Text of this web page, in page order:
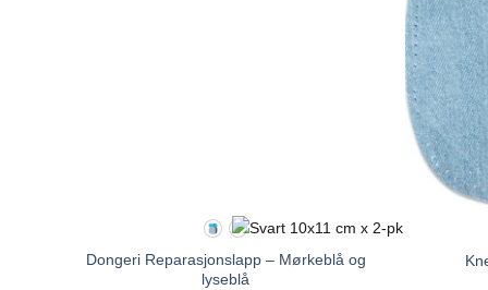
Dongeri Reparasjonslapp – Mørkeblå og
lyseblå